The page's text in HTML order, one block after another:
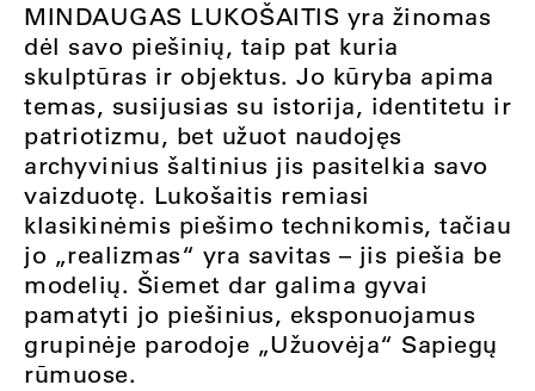
MINDAUGAS LUKOŠAITIS yra žinomas
dėl savo piešinių, taip pat kuria
skulptūras ir objektus. Jo kūryba apima
temas, susijusias su istorija, identitetu ir
patriotizmu, bet užuot naudojęs
archyvinius šaltinius jis pasitelkia savo
vaizduotę. Lukošaitis remiasi
klasikinėmis piešimo technikomis, tačiau
jo „realizmas“ yra savitas – jis piešia be
modelių. Šiemet dar galima gyvai
pamatyti jo piešinius, eksponuojamus
grupinėje parodoje „Užuovėja“ Sapiegų
rūmuose.